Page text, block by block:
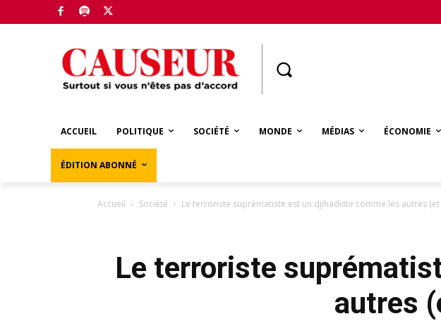
ACCUEIL POLITIQUE SOCIÉTÉ MONDE MÉDIAS ÉCONOMIE
ÉDITION ABONNÉ
Accueil Société Le terroriste suprématiste est un djihadiste comme les autres (et
Le terroriste
autres